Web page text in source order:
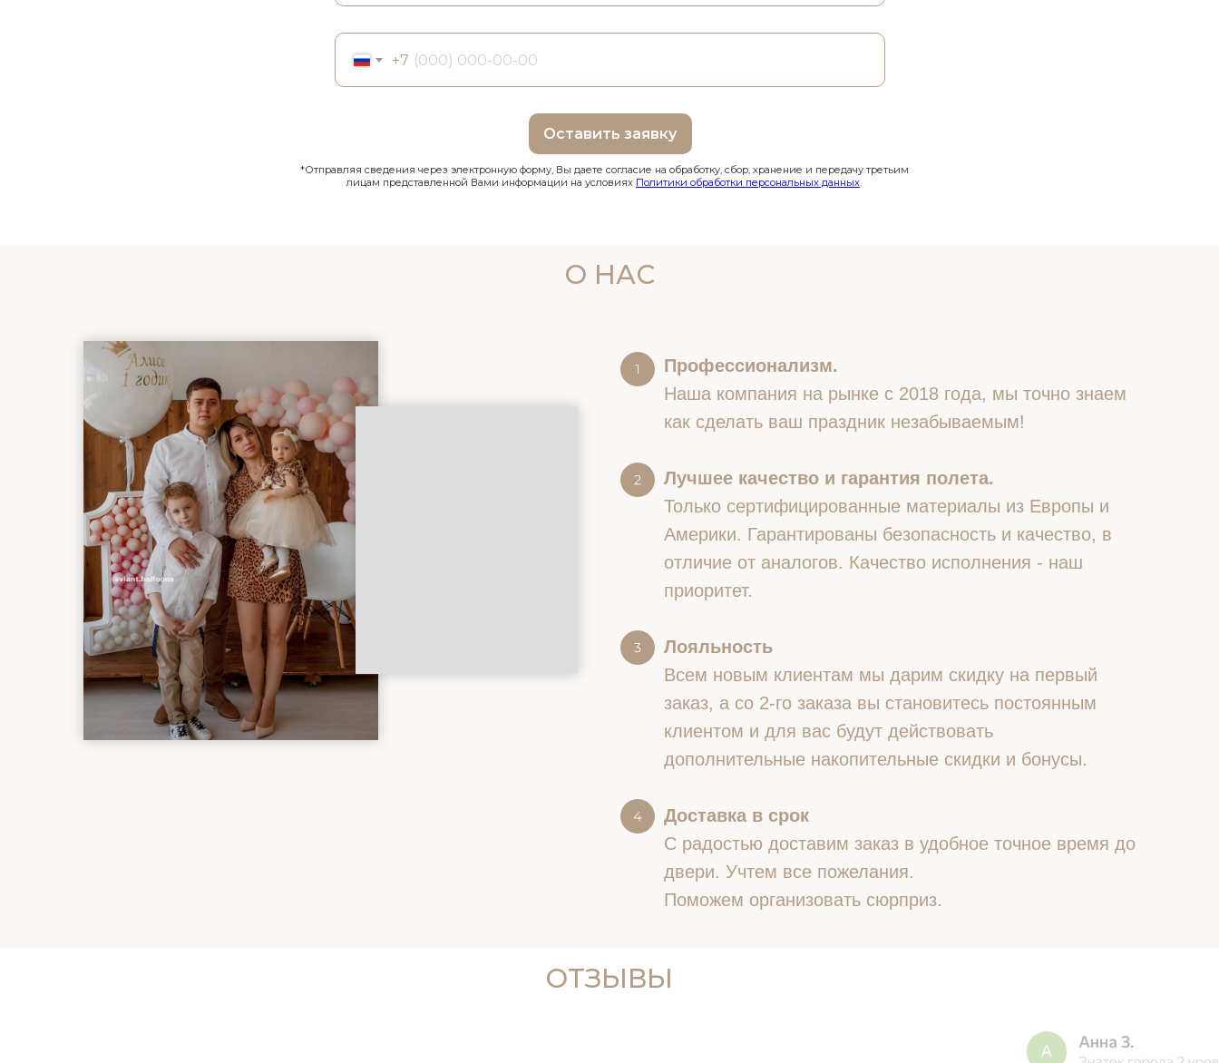
+7
Оставить заявку
*Отправляя сведения через электронную форму, Вы даете согласие на обработку, сбор, хранение и передачу третьим
лицам представленной Вами информации на условиях Политики обработки персональных данных.
О НАС
Профессионализм.
Наша компания на рынке с 2018 года, мы точно знаем
как сделать ваш праздник незабываемым!
Лучшее качество и гарантия полета.
Только сертифицированные материалы из Европы и
Америки. Гарантированы безопасность и качество, в
отличие от аналогов. Качество исполнения - наш
приоритет.
Лояльность
Всем новым клиентам мы дарим скидку на первый
заказ, а со 2-го заказа вы становитесь постоянным
клиентом и для вас будут действовать
дополнительные накопительные скидки и бонусы.
Доставка в срок
С радостью доставим заказ в удобное точное время до
двери. Учтем все пожелания.
Поможем организовать сюрприз.
ОТЗЫВЫ